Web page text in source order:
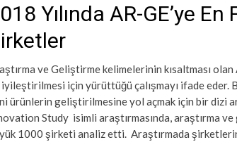
Yılında AR-GE’ye
ve Geliştirme kelimelerinin kısaltması
için yürüttüğü çalışmayı ifade
ürünlerin geliştirilmesine yol açmak için bir dizi
Study isimli araştırmasında, araştırma
1000 şirketi analiz etti. Araştırmada